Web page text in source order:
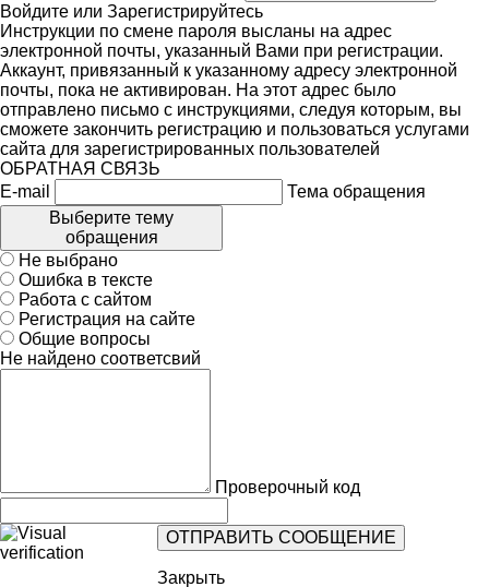
Войдите или Зарегистрируйтесь
Инструкции по смене пароля высланы на адрес
электронной почты, указанный Вами при регистрации.
Аккаунт, привязанный к указанному адресу электронной
почты, пока не активирован. На этот адрес было
отправлено письмо с инструкциями, следуя которым, вы
сможете закончить регистрацию и пользоваться услугами
сайта для зарегистрированных пользователей
ОБРАТНАЯ СВЯЗЬ
E-mail
Тема обращения
Выберите тему
обращения
Не выбрано
Ошибка в тексте
Работа с сайтом
Регистрация на сайте
Общие вопросы
Не найдено соответсвий
Проверочный код
Закрыть